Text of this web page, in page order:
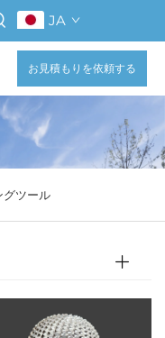
JA
お見積もりを依頼する
グツール